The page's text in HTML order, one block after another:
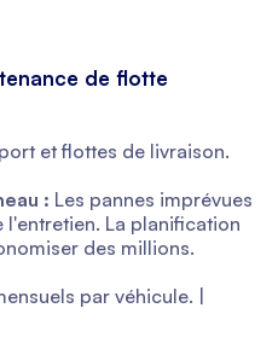
de flotte
et flottes de livraison.
: Les pannes imprévues
La planification
des millions.
par véhicule. |